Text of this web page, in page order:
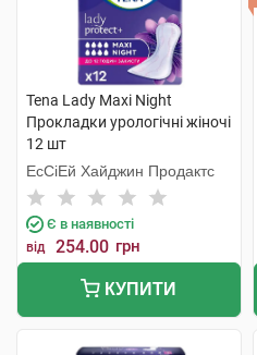
Tena Lady Maxi Night
Прокладки урологічні жіночі
12 шт
ЕсСіЕй Хайджин Продактс
Є в наявності
від 254.00 грн
КУПИТИ